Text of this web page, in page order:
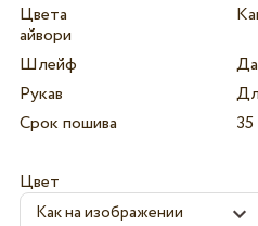
Цвета
айвори
Шлейф
Да
Рукав
Срок пошива
Цвет